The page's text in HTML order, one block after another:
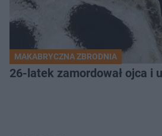
MAKABRYCZNA ZBRODNIA
26-latek zamordował ojca i